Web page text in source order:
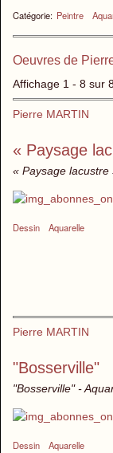
Catégorie: Peintre
Oeuvres de
Affichage 1 - 8 sur
Pierre MARTIN
« Paysage
« Paysage
Dessin Aquarelle
Pierre MARTIN
"Bosserville"
"Bosserville" -
Dessin Aquarelle